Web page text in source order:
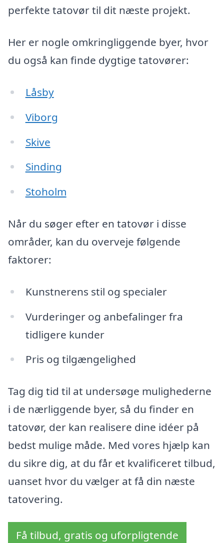
perfekte tatovør til dit næste projekt.
Her er nogle omkringliggende byer, hvor
du også kan finde dygtige tatovører:
Låsby
Viborg
Skive
Sinding
Stoholm
Når du søger efter en tatovør i disse
områder, kan du overveje følgende
faktorer:
Kunstnerens stil og specialer
Vurderinger og anbefalinger fra
tidligere kunder
Pris og tilgængelighed
Tag dig tid til at undersøge mulighederne
i de nærliggende byer, så du finder en
tatovør, der kan realisere dine idéer på
bedst mulige måde. Med vores hjælp kan
du sikre dig, at du får et kvalificeret tilbud,
uanset hvor du vælger at få din næste
tatovering.
Få tilbud, gratis og uforpligtende